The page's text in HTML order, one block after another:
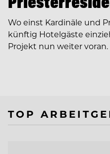
Wo einst Kardinäle und
künftig Hotelgäste
Projekt nun weiter voran.
TOP